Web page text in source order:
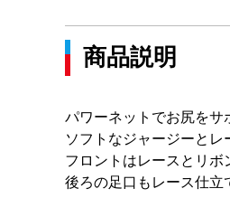
商品説明
パワーネットでお尻をサ
ソフトなジャージーとレ
フロントはレースとリボ
後ろの足口もレース仕立